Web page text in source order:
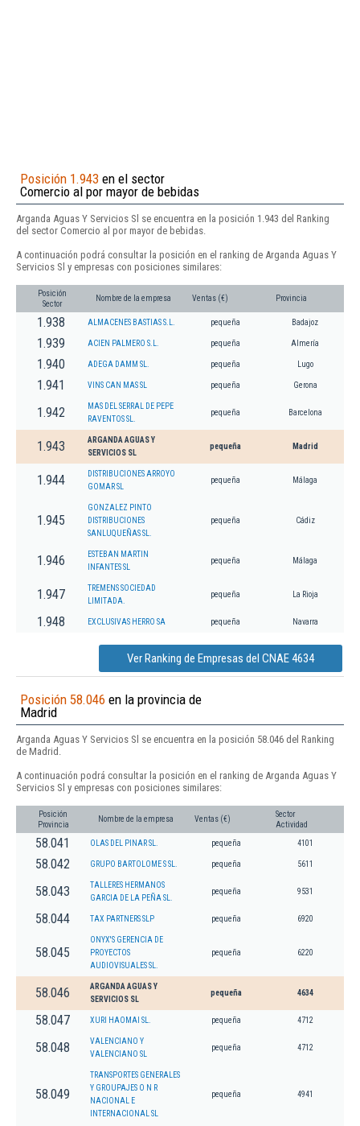
Posición 1.943 en el sector
Comercio al por mayor de bebidas
Arganda Aguas Y Servicios Sl se encuentra en la posición 1.943 del Ranking
del sector Comercio al por mayor de bebidas.
A continuación podrá consultar la posición en el ranking de Arganda Aguas Y
Servicios Sl y empresas con posiciones similares:
Posición
Sector
Nombre de la empresa Ventas (€) Provincia
1.938 ALMACENES BASTIAS S.L. pequeña Badajoz
1.939 ACIEN PALMERO S.L. pequeña Almería
1.940 ADEGA DAMM SL. pequeña Lugo
1.941 VINS CAN MAS SL pequeña Gerona
1.942
MAS DEL SERRAL DE PEPE
RAVENTOS SL.
pequeña Barcelona
1.943
ARGANDA AGUAS Y
SERVICIOS SL
pequeña Madrid
1.944
DISTRIBUCIONES ARROYO
GOMAR SL
pequeña Málaga
1.945
GONZALEZ PINTO
DISTRIBUCIONES
SANLUQUEÑAS SL.
pequeña Cádiz
1.946
ESTEBAN MARTIN
INFANTES SL
pequeña Málaga
1.947
TREMENS SOCIEDAD
LIMITADA.
pequeña La Rioja
1.948 EXCLUSIVAS HERRO SA pequeña Navarra
Ver Ranking de Empresas del CNAE 4634
Posición 58.046 en la provincia de
Madrid
Arganda Aguas Y Servicios Sl se encuentra en la posición 58.046 del Ranking
de Madrid.
A continuación podrá consultar la posición en el ranking de Arganda Aguas Y
Servicios Sl y empresas con posiciones similares:
Posición
Provincia
Nombre de la empresa Ventas (€)
Sector
Actividad
58.041 OLAS DEL PINAR SL. pequeña 4101
58.042 GRUPO BARTOLOME S SL. pequeña 5611
58.043
TALLERES HERMANOS
GARCIA DE LA PEÑA SL.
pequeña 9531
58.044 TAX PARTNERS SLP pequeña 6920
58.045
ONYX'S GERENCIA DE
PROYECTOS
AUDIOVISUALES SL.
pequeña 6220
58.046
ARGANDA AGUAS Y
SERVICIOS SL
pequeña 4634
58.047 XURI HAOMAI SL. pequeña 4712
58.048
VALENCIANO Y
VALENCIANO SL
pequeña 4712
58.049
TRANSPORTES GENERALES
Y GROUPAJES O N R
NACIONAL E
INTERNACIONAL SL
pequeña 4941